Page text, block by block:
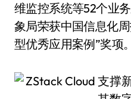
维监控系统等52个业
象局荣获中国信息化
型优秀应用案例”奖项。